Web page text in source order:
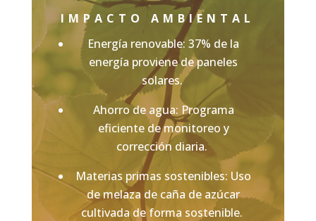
IMPACTO AMBIENTAL
Energía renovable: 37% de la
energía proviene de paneles
solares.
Ahorro de agua: Programa
eficiente de monitoreo y
corrección diaria.
Materias primas sostenibles: Uso
de melaza de caña de azúcar
cultivada de forma sostenible.